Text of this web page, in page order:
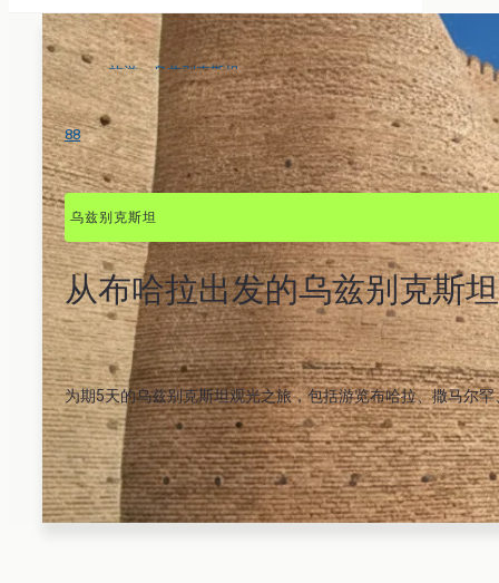
旅游>乌兹别克斯坦>
从布哈拉出发，5天即可抵达乌兹别克斯坦
88
乌兹别克斯坦
从布哈拉出发的乌兹别克斯
为期5天的乌兹别克斯坦观光之旅，包括游览布哈拉、撒马尔